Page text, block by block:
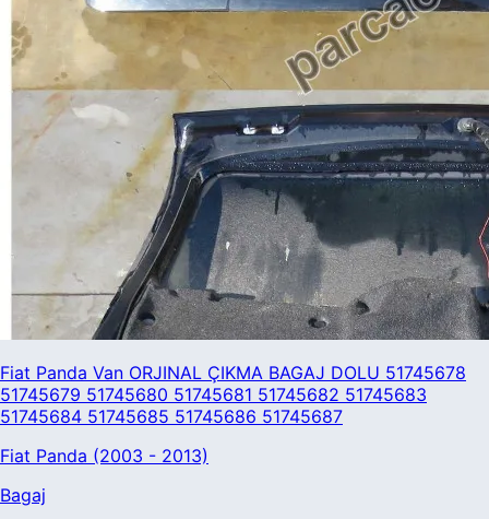
Fiat Panda Van ORJINAL ÇIKMA BAGAJ DOLU 51745678
51745679 51745680 51745681 51745682 51745683
51745684 51745685 51745686 51745687
Fiat Panda (2003 - 2013)
Bagaj